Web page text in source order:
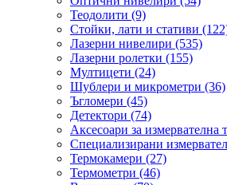
Теодолити (9)
Стойки, лати и стативи
Лазерни нивелири (535)
Лазерни ролетки (155)
Мултицети (24)
Шублери и микрометри (36)
Ъгломери (45)
Детектори (74)
Аксесоари за измервателна
Специализирани
Термокамери (27)
Термометри (46)